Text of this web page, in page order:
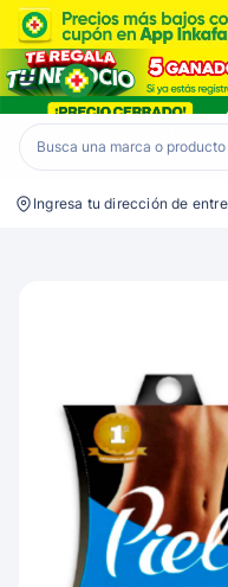
Inkafarma
Ingresa tu dirección de